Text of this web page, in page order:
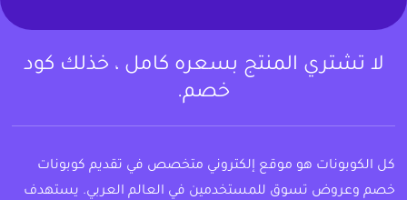
لا تشتري المنتج بسعره كامل ، خذلك كود
خصم.
كل الكوبونات هو موقع إلكتروني متخصص في تقديم كوبونات
خصم وعروض تسوق للمستخدمين في العالم العربي. يستهدف